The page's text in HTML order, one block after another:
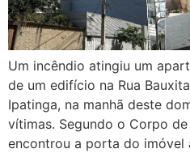
Um incêndio atingiu um
de um edifício na Rua
Ipatinga, na manhã deste
vítimas. Segundo o Corpo
encontrou a porta do imóvel